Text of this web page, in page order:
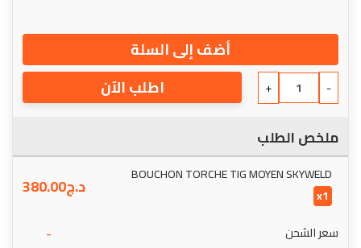
أضف إلى السلة
-
+ اطلب الآن
ملخص الطلب
BOUCHON TORCHE TIG MOYEN SKYWELD
x1
د.ج380.00
سعر الشحن -